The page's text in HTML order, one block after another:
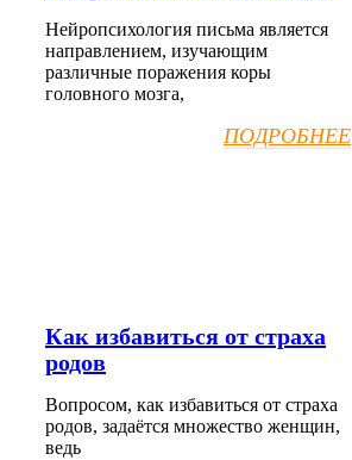
Нейропсихология письма является
направлением, изучающим
различные поражения коры
головного мозга,
ПОДРОБНЕЕ
Как избавиться от страха
родов
Вопросом, как избавиться от страха
родов, задаётся множество женщин,
ведь